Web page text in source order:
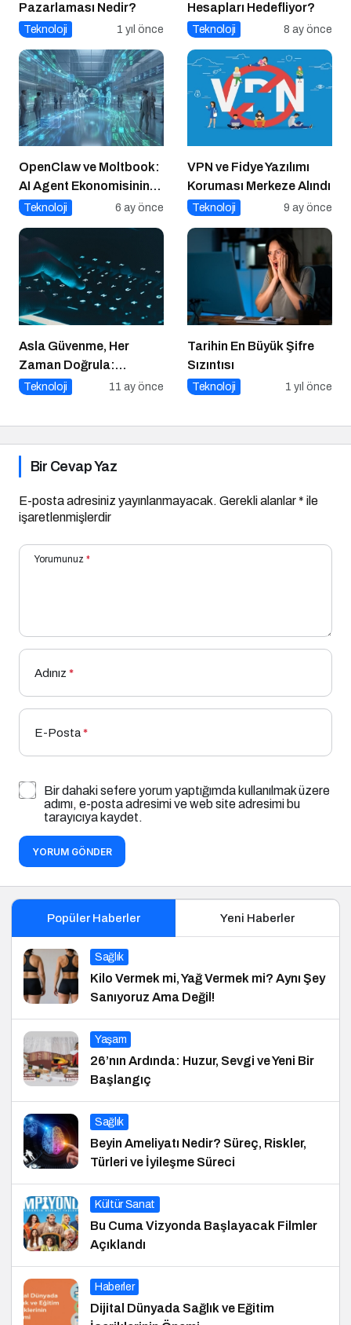
Pazarlaması Nedir?
Teknoloji 1 yıl önce
Hesapları Hedefliyor?
Teknoloji 8 ay önce
OpenClaw ve Moltbook:
AI Agent Ekonomisinin
İlk Altyapıları
Teknoloji 6 ay önce
VPN ve Fidye Yazılımı
Koruması Merkeze Alındı
Teknoloji 9 ay önce
Asla Güvenme, Her
Zaman Doğrula:
Şirketler İçin Parola
Teknoloji 11 ay önce
Tarihin En Büyük Şifre
Sızıntısı
Teknoloji 1 yıl önce
Bir Cevap Yaz
E-posta adresiniz yayınlanmayacak. Gerekli alanlar* ile
işaretlenmişlerdir
Yorumunuz *
Adınız *
E-Posta*
Bir dahaki sefere yorum yaptığımda kullanılmak üzere
adımı, e-posta adresimi ve web site adresimi bu
tarayıcıya kaydet.
YORUM GÖNDER
Popüler Haberler Yeni Haberler
Sağlık
Kilo Vermek mi, Yağ Vermek mi? Aynı Şey
Sanıyoruz Ama Değil!
Yaşam
26’nın Ardında: Huzur, Sevgi ve Yeni Bir
Başlangıç
Sağlık
Beyin Ameliyatı Nedir? Süreç, Riskler,
Türleri ve İyileşme Süreci
Kültür Sanat
Bu Cuma Vizyonda Başlayacak Filmler
Açıklandı
Haberler
Dijital Dünyada Sağlık ve Eğitim